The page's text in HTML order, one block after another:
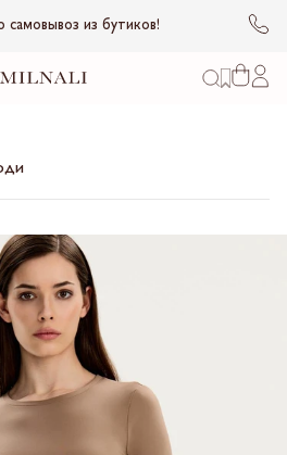
самовывоз из бутиков!